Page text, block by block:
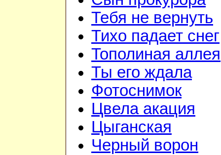
Тебя не вернуть
Тихо падает снег
Тополиная аллея
Ты его ждала
Фотоснимок
Цвела акация
Цыганская
Черный ворон